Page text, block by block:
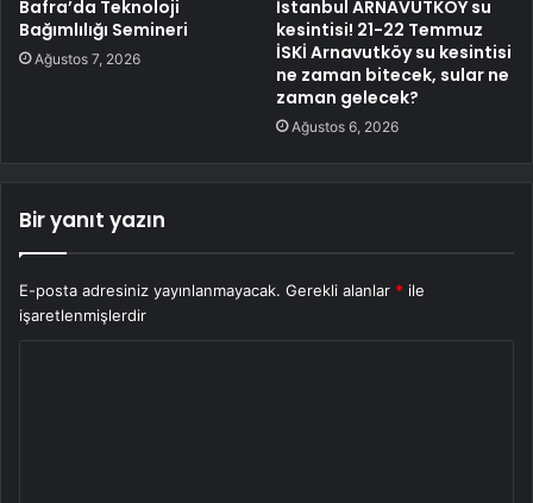
Bafra’da Teknoloji
Bağımlılığı Semineri
Ağustos 7, 2026
İstanbul ARNAVUTKÖY su
kesintisi! 21-22 Temmuz
İSKİ Arnavutköy su kesintisi
ne zaman bitecek, sular ne
zaman gelecek?
Ağustos 6, 2026
Bir yanıt yazın
E-posta adresiniz yayınlanmayacak. Gerekli alanlar * ile
işaretlenmişlerdir